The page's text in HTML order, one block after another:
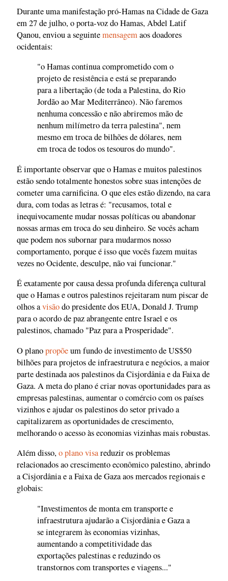
Durante uma manifestação pró-Hamas na Cidade de Gaza
em 27 de julho, o porta-voz do Hamas, Abdel Latif
Qanou, enviou a seguintemensagemaos doadores
ocidentais:
"o Hamas continua comprometido com o
projeto de resistência e está se preparando
para a libertação (de toda a Palestina, do Rio
Jordão ao Mar Mediterrâneo). Não faremos
nenhuma concessão e não abriremos mão de
nenhum milímetro da terra palestina", nem
mesmo em troca de bilhões de dólares, nem
em troca de todos os tesouros do mundo".
É importante observar que o Hamas e muitos palestinos
estão sendo totalmente honestos sobre suas intenções de
cometer uma carnificina. O que eles estão dizendo, na cara
dura, com todas as letras é: "recusamos, total e
inequivocamente mudar nossas políticas ou abandonar
nossas armas em troca do seu dinheiro. Se vocês acham
que podem nos subornar para mudarmos nosso
comportamento, porque é isso que vocês fazem muitas
vezes no Ocidente, desculpe, não vai funcionar."
É exatamente por causa dessa profunda diferença cultural
que o Hamas e outros palestinos rejeitaram num piscar de
olhos avisãodo presidente dos EUA, Donald J. Trump
para o acordo de paz abrangente entre Israel e os
palestinos, chamado "Paz para a Prosperidade".
O planopropõeum fundo de investimento de US$50
bilhões para projetos de infraestrutura e negócios, a maior
parte destinada aos palestinos da Cisjordânia e da Faixa de
Gaza. A meta do plano é criar novas oportunidades para as
empresas palestinas, aumentar o comércio com os países
vizinhos e ajudar os palestinos do setor privado a
capitalizarem as oportunidades de crescimento,
melhorando o acesso às economias vizinhas mais robustas.
Além disso,o plano visareduzir os problemas
relacionados ao crescimento econômico palestino, abrindo
a Cisjordânia e a Faixa de Gaza aos mercados regionais e
globais:
"Investimentos de monta em transporte e
infraestrutura ajudarão a Cisjordânia e Gaza a
se integrarem às economias vizinhas,
aumentando a competitividade das
exportações palestinas e reduzindo os
transtornos com transportes e viagens..."